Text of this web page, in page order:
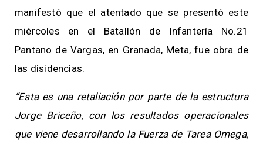
manifestó que el atentado que se presentó este
miércoles en el Batallón de Infantería No.21
Pantano de Vargas, en Granada, Meta, fue obra de
las disidencias.
“Esta es una retaliación por parte de la estructura
Jorge Briceño, con los resultados operacionales
que viene desarrollando la Fuerza de Tarea Omega,